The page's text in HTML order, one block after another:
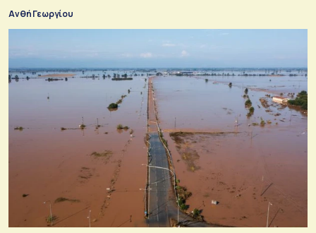
Ανθή Γεωργίου